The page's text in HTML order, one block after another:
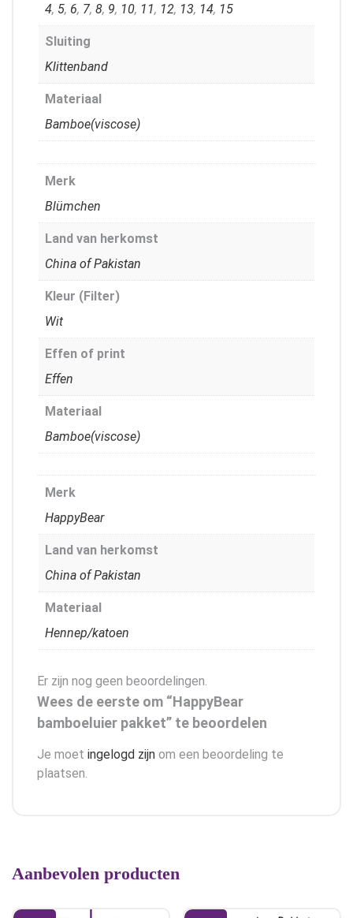
4, 5, 6, 7, 8, 9, 10, 11, 12, 13, 14, 15
Sluiting
Klittenband
Materiaal
Bamboe(viscose)
Merk
Blümchen
Land van herkomst
China of Pakistan
Kleur (Filter)
Wit
Effen of print
Effen
Materiaal
Bamboe(viscose)
Merk
HappyBear
Land van herkomst
China of Pakistan
Materiaal
Hennep/katoen
Er zijn nog geen beoordelingen.
Wees de eerste om “HappyBear
bamboeluier pakket” te beoordelen
Je moet ingelogd zijn om een beoordeling te
plaatsen.
Aanbevolen producten